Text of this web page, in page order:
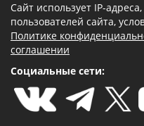
Сайт использует IP-
пользователей сайта,
Политике
соглашении
Социальные сети: